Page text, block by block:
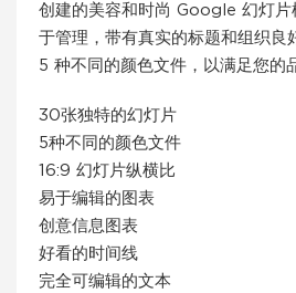
创建的美容和时尚 Google 幻灯片
于管理，带有真实的标题和组织良
5 种不同的颜色文件，以满足您的
30张独特的幻灯片
5种不同的颜色文件
16:9 幻灯片纵横比
易于编辑的图表
创意信息图表
好看的时间线
完全可编辑的文本